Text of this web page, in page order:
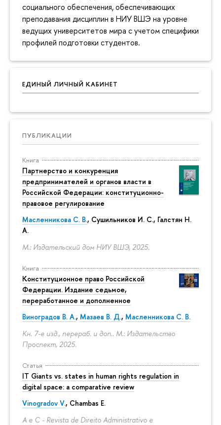
социального обеспечения, обеспечивающих
преподавания дисциплин в НИУ ВШЭ на уровне
ведущих университетов мира с учетом специфики
профилей подготовки студентов.
ЕДИНЫЙ ЛИЧНЫЙ КАБИНЕТ
ПУБЛИКАЦИИ
Книга
Партнерство и конкуренция
предпринимателей и органов власти в
Российской Федерации: конституционно-
правовое регулирование
Масленникова С. В., Сушильников И. С., Галстян Н.
А.
М.: Издательский дом НИУ ВШЭ, 2025.
Книга
Конституционное право Российской
Федерации. Издание седьмое,
переработанное и дополненное
Виноградов В. А., Мазаев В. Д., Масленникова С. В.
Кн. 7-е изд., перераб. и доп.. М.: Издательство
Проспект, 2025.
Статья
IT Giants vs. states in human rights regulation in
digital space: a comparative review
Vinogradov V., Chambas E.
A e C - Revista de Direito Administrativo e